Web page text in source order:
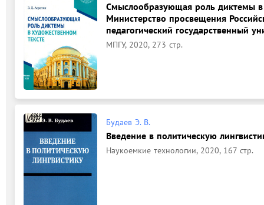
Смыслообразующая роль диктемы в
Министерство просвещения
педагогический государственный
МПГУ, 2020, 273 стр.
Будаев Э. В.
Введение в политическую
Наукоемкие технологии, 2020, 167 стр.